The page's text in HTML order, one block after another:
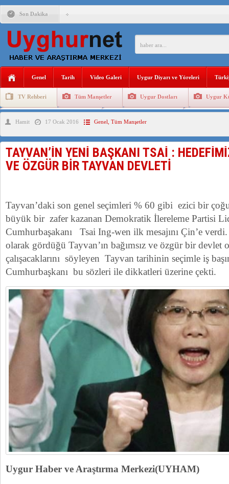
Son Dakika
ÇİN’İN “GÜVENLİK”SÖYLEMİ İLE DOĞU TÜRKİSTAN’DA
ANAHTAR PARTİ GENEL BAŞKANI AĞIRALİOĞLU :
DİYANET AKADEMİSİ BAŞKANI DOÇ.DR.KAAN : DOĞU
150 YILDIR KAYNAYAN YARAMIZ : ÇİN İŞGALİNDEKİ
ÇİN’İN UYGUR POLİTİKALARINI ÖVEN DİYANET
Genel Tarih Video Galeri Uygur Diyarı ve Yöreleri
TV Rehberi Tüm Manşetler Uygur Dostları Uygur
Uygurlarda Düğün ve Cenaze
Hamit 17 Ocak 2016 Genel Tüm Manşetler
TAYVAN’İN YENİ BAŞKANI TSAİ :
VE ÖZGÜR BİR TAYVAN DEVLETİ
Tayvan’daki son genel seçimleri % 60 gibi ezici bir
büyük bir zafer kazanan Demokratik İlereleme Partisi
Cumhurbaşakanı Tsai Ing-wen ilk mesajını Çin’e
olarak gördüğü Tayvan’ın bağımsız ve özgür bir devlet
çalışacaklarını söyleyen Tayvan tarihinin seçimle iş
Cumhurbaşkanı bu sözleri ile dikkatleri üzerine çekti.
Uygur Haber ve Araştırma Merkezi(UYHAM)